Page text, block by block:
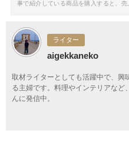
事で紹介している商品を購入すると、売
ライター
aigekkaneko
取材ライターとしても活躍中で、興
る主婦です。料理やインテリアなど
んに発信中。